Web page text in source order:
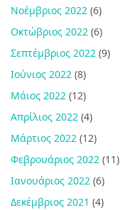
Νοέμβριος 2022 (6)
Οκτώβριος 2022 (6)
Σεπτέμβριος 2022 (9)
Ιούνιος 2022 (8)
Μάιος 2022 (12)
Απρίλιος 2022 (4)
Μάρτιος 2022 (12)
Φεβρουάριος 2022 (11)
Ιανουάριος 2022 (6)
Δεκέμβριος 2021 (4)